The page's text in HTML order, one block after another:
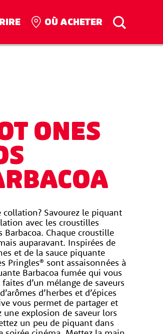
OÙ ACHETER
ONES
Savourez le piquant
avec les croustilles
Barbacoa. Chaque croustille
auparavant. Inspirées de
et de la sauce piquante
Pringles® sont assaisonnées à
Barbacoa fumée qui vous
d’un mélange de saveurs
d’herbes et d’épices
vous permet de partager et
explosion de saveur lors
un peu de piquant dans